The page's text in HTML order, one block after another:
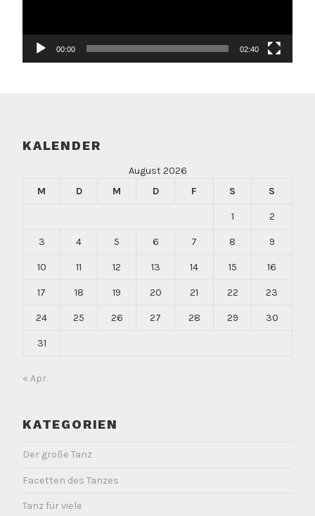
00:00 02:40
KALENDER
August 2026
M
D M D F S S
1 2
3 4 5 6 7 8 9
10 11 12 13 14 15 16
17 18 19 20 21 22 23
24 25 26 27 28 29 30
31
« Apr.
KATEGORIEN
Der große Tanz
Facetten des Tanzes
Tanz für viele